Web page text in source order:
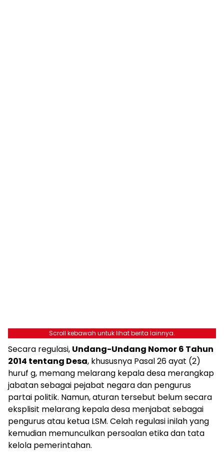
Scroll kebawah untuk lihat berita lainnya.
Secara regulasi, Undang-Undang Nomor 6 Tahun
2014 tentang Desa, khususnya Pasal 26 ayat (2)
huruf g, memang melarang kepala desa merangkap
jabatan sebagai pejabat negara dan pengurus
partai politik. Namun, aturan tersebut belum secara
eksplisit melarang kepala desa menjabat sebagai
pengurus atau ketua LSM. Celah regulasi inilah yang
kemudian memunculkan persoalan etika dan tata
kelola pemerintahan.